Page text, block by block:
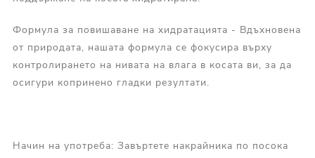
Формула за повишаване на хидратацията - Вдъхновена
от природата, нашата формула се фокусира върху
контролирането на нивата на влага в косата ви, за да
осигури копринено гладки резултати.
Начин на употреба: Завъртете накрайника по посока